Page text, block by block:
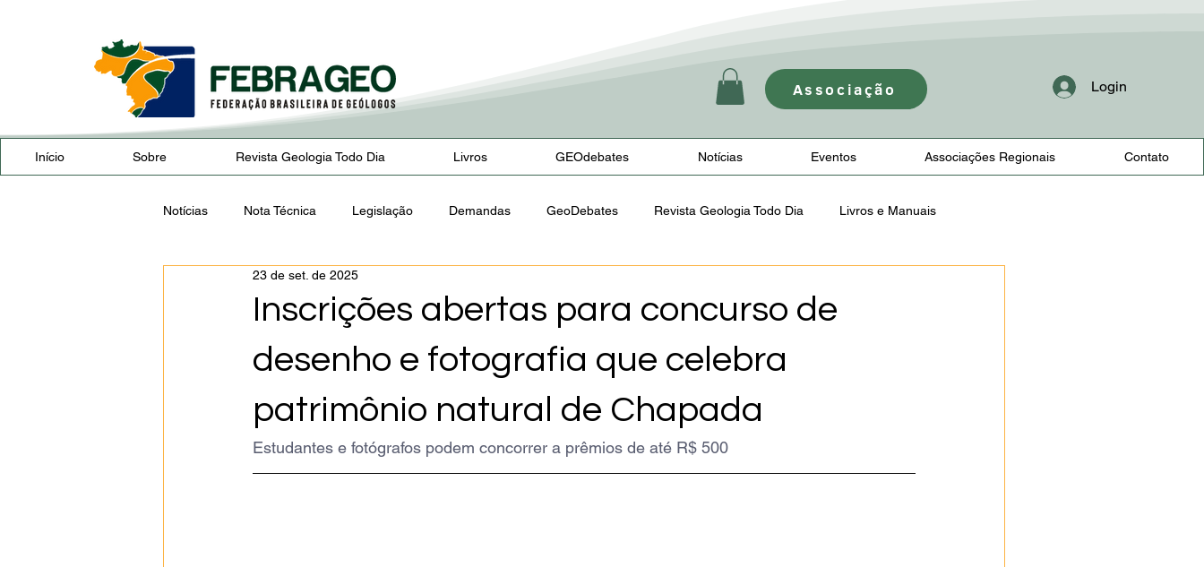
Login
Associação
Início Sobre Revista Geologia Todo Dia Livros GEOdebates Notícias Eventos Associações Regionais Contato
Notícias Nota Técnica Legislação Demandas GeoDebates Revista Geologia Todo Dia Livros e Manuais
GEOpolíticas
Inscrições abertas para concurso de
desenho e fotografia que celebra
patrimônio natural de Chapada
23 de set. de 2025
Estudantes e fotógrafos podem concorrer a prêmios de até R$ 500